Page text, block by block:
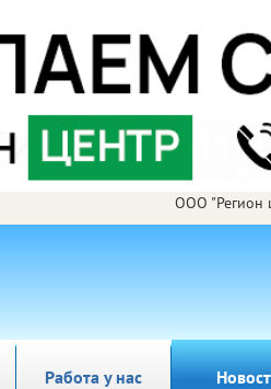
ООО "Регион
Работа у нас